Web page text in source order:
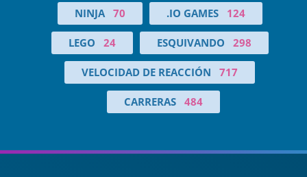
NINJA 70 .IO GAMES 124
LEGO 24 ESQUIVANDO 298
VELOCIDAD DE REACCIÓN 717
CARRERAS 484